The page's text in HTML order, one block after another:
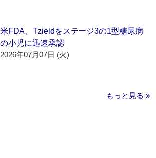
米FDA、Tzieldをステージ3の1型糖尿病
の小児に迅速承認
2026年07月07日 (火)
もっと見る »